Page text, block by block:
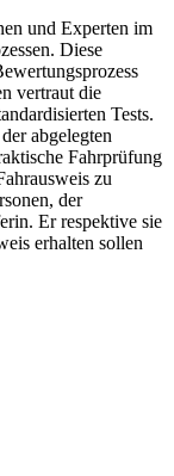
und Experten im
Diese
vertraut die
Tests.
abgelegten
Fahrprüfung
zu
der
Er respektive sie
erhalten sollen